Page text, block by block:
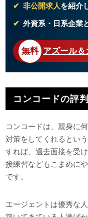
非公開求人を紹介
外資系・日系企業
アズール
コンコードの評
コンコードは、親身に
対策をしてくれるとい
すれば、過去面接を受
接練習などもこまめに
です。
エージェントは優秀な